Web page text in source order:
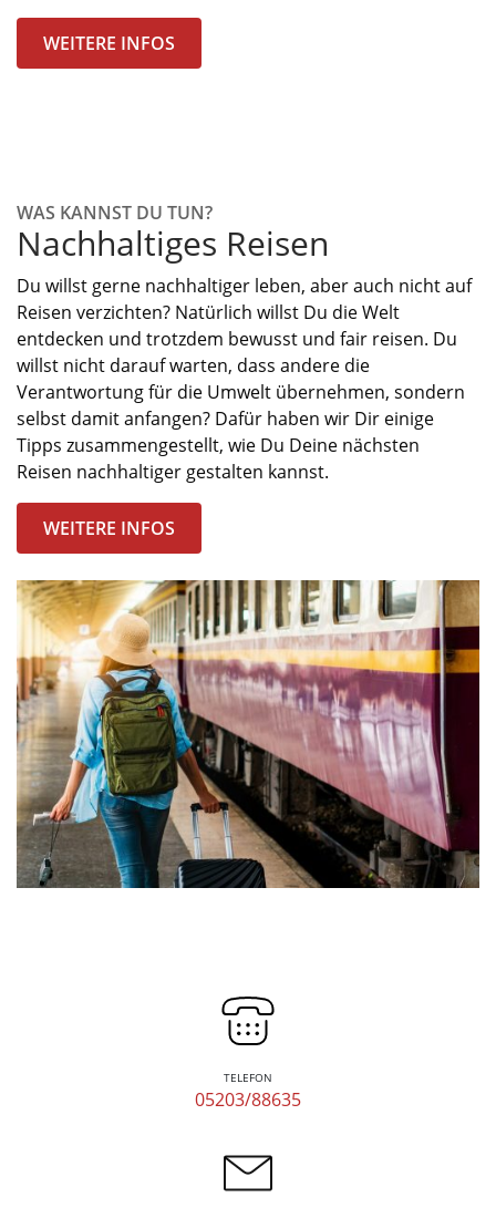
WEITERE INFOS
WAS KANNST DU TUN?
Nachhaltiges Reisen
Du willst gerne nachhaltiger leben, aberauch nicht auf
Reisen verzichten? Natürlich willst Du die Welt
entdecken und trotzdem bewusst und fair reisen. Du
willst nicht daraufwarten, dass andere die
Verantwortung für die Umwelt übernehmen, sondern
selbst damit anfangen? Dafür haben wir Dir einige
Tipps zusammengestellt, wie Du Deine nächsten
Reisen nachhaltiger gestalten kannst.
WEITERE INFOS
TELEFON
05203/88635